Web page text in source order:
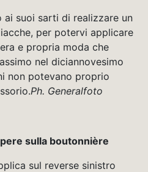
ai suoi sarti di realizzare un
per potervi applicare
e propria moda che
nel diciannovesimo
non potevano proprio
Ph. Generalfoto
sulla boutonnière
sul reverse sinistro